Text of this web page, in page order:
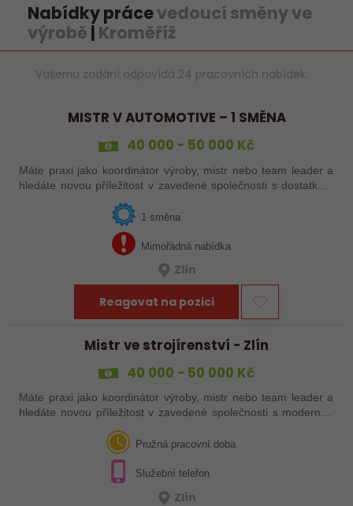
Nabídky prácevedoucí směny ve
výrobě | Kroměříž
Vašemu zadání odpovídá 24 pracovních nabídek:
MISTR V AUTOMOTIVE – 1 SMĚNA
40 000 - 50 000 Kč
Máte praxi jako koordinátor výroby, mistr nebo team leader a
hledáte novou příležitost v zavedené společnosti s dostatkem
zakázek a bohatou nabídkou firemních benefitů?
1 směna
Mimořádná nabídka
Zlín
Reagovat na pozici
Mistr ve strojírenství - Zlín
40 000 - 50 000 Kč
Máte praxi jako koordinátor výroby, mistr nebo team leader a
hledáte novou příležitost v zavedené společnosti s moderním
Pružná pracovní doba
Služební telefon
Zlín